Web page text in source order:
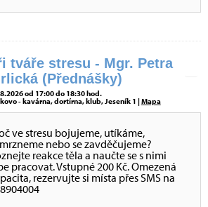
tváře stresu - Mgr. Petra
(Přednášky)
od 17:00 do 18:30 hod.
- kavárna, dortírna, klub, Jeseník 1 |Mapa
ve stresu bojujeme, utíkáme,
nebo se zavděčujeme?
reakce těla a naučte se s nimi
pracovat. Vstupné 200 Kč. Omezená
rezervujte si místa přes SMS na